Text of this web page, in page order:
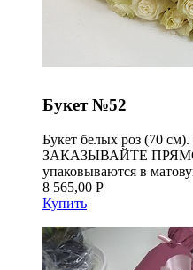
Букет №52
Букет белых роз (70
ЗАКАЗЫВАЙТЕ
упаковываются в
8 565,00 Р
Купить